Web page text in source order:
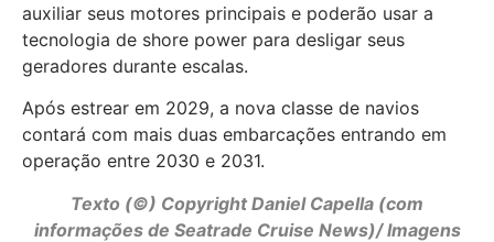
auxiliar seus motores principais e poderão usar a
tecnologia de shore power para desligar seus
geradores durante escalas.
Após estrear em 2029, a nova classe de navios
contará com mais duas embarcações entrando em
operação entre 2030 e 2031.
Texto (©) Copyright Daniel Capella (com
informações de Seatrade Cruise News)/ Imagens